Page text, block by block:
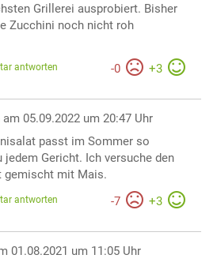
Grillerei ausprobiert. Bisher
Zucchini noch nicht roh
-0 +3
antworten
am 05.09.2022 um 20:47 Uhr
passt im Sommer so
jedem Gericht. Ich versuche den
gemischt mit Mais.
-7 +3
antworten
01.08.2021 um 11:05 Uhr